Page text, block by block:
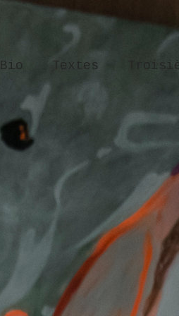
Bio Textes